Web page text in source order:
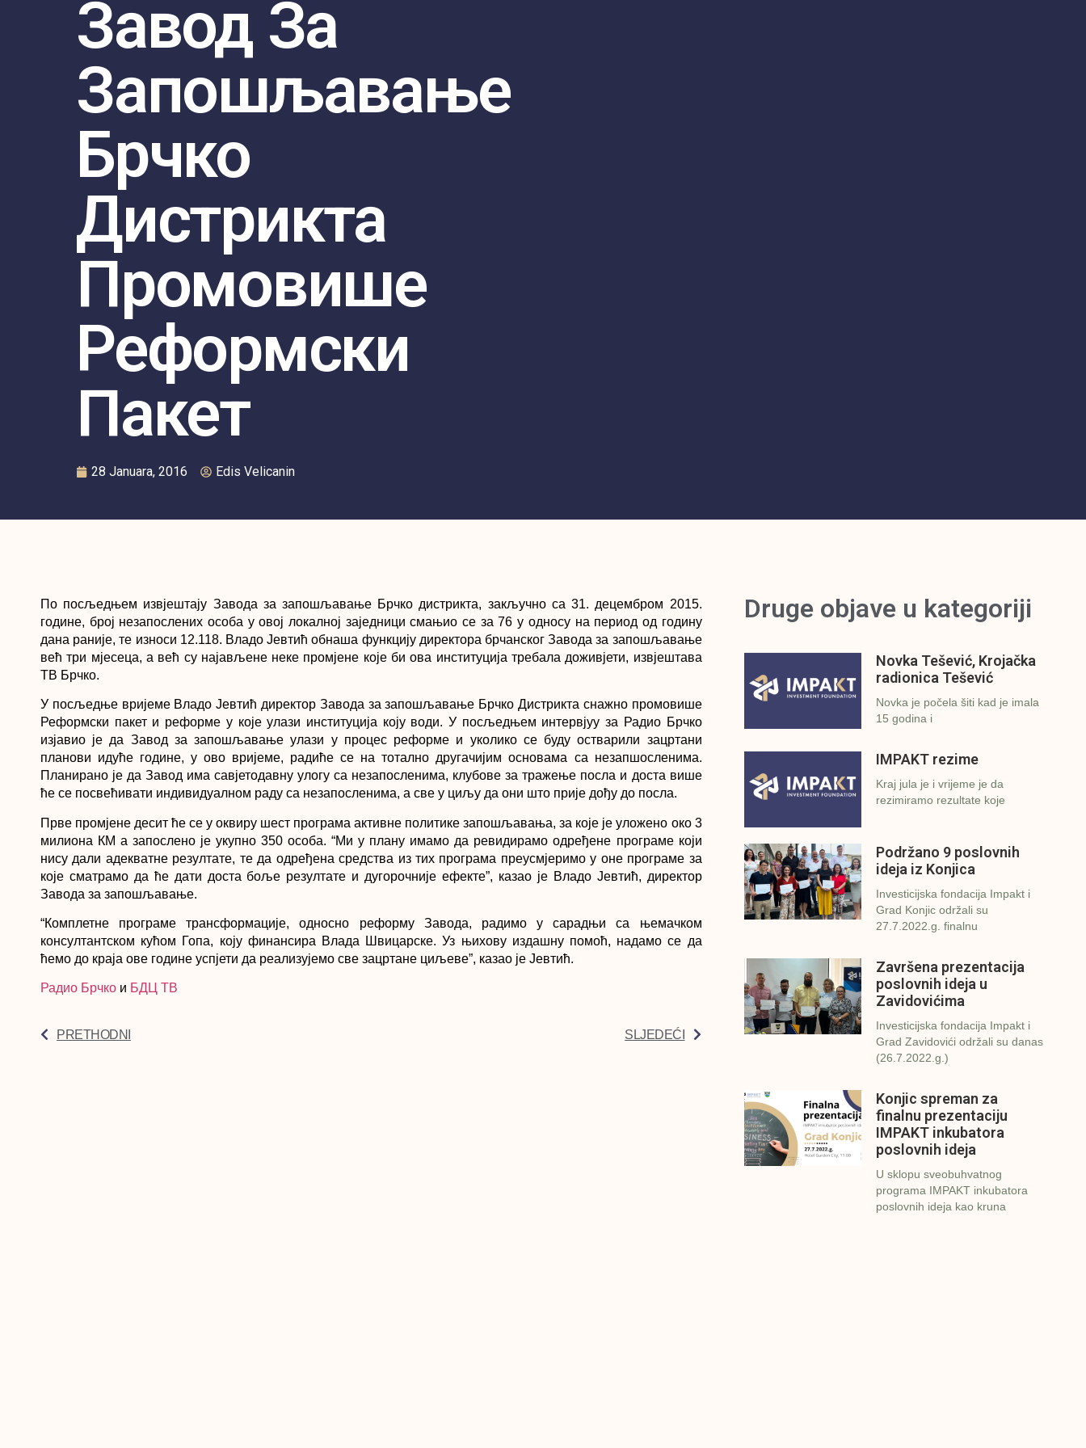
Завод За
Запошљавање
Брчко
Дистрикта
Промовише
Реформски
Пакет
28 Januara, 2016 Edis Velicanin
По посљедњем извјештају Завода за запошљавање Брчко дистрикта, закључно са 31. децембром 2015.
године, број незапослених особа у овој локалној заједници смањио се за 76 у односу на период од годину
дана раније, те износи 12.118. Владо Јевтић обнаша функцију директора брчанског Завода за запошљавање
већ три мјесеца, а већ су најављене неке промјене које би ова институција требала доживјети, извјештава
ТВ Брчко.
У посљедње вријеме Владо Јевтић директор Завода за запошљавање Брчко Дистрикта снажно промовише
Реформски пакет и реформе у које улази институција коју води. У посљедњем интервјуу за Радио Брчко
изјавио је да Завод за запошљавање улази у процес реформе и уколико се буду остварили зацртани
планови идуће године, у ово вријеме, радиће се на тотално другачијим основама са незапшосленима.
Планирано је да Завод има савјетодавну улогу са незапосленима, клубове за тражење посла и доста више
ће се посвећивати индивидуалном раду са незапосленима, а све у циљу да они што прије дођу до посла.
Прве промјене десит ће се у оквиру шест програма активне политике запошљавања, за које је уложено око 3
милиона КМ а запослено је укупно 350 особа. “Ми у плану имамо да ревидирамо одређене програме који
нису дали адекватне резултате, те да одређена средства из тих програма преусмјеримо у оне програме за
које сматрамо да ће дати доста боље резултате и дугорочније ефекте”, казао је Владо Јевтић, директор
Завода за запошљавање.
“Комплетне програме трансформације, односно реформу Завода, радимо у сарадњи са њемачком
консултантском кућом Гопа, коју финансира Влада Швицарске. Уз њихову издашну помоћ, надамо се да
ћемо до краја ове године успјети да реализујемо све зацртане циљеве”, казао је Јевтић.
Радио Брчко и БДЦ ТВ
PRETHODNI SLJEDEĆI
Druge objave u kategoriji
Novka Tešević, Krojačka
radionica Tešević
Novka je počela šiti kad je imala
15 godina i
IMPAKT rezime
Kraj jula je i vrijeme je da
rezimiramo rezultate koje
Podržano 9 poslovnih
ideja iz Konjica
Investicijska fondacija Impakt i
Grad Konjic održali su
27.7.2022.g. finalnu
Završena prezentacija
poslovnih ideja u
Zavidovićima
Investicijska fondacija Impakt i
Grad Zavidovići održali su danas
(26.7.2022.g.)
Konjic spreman za
finalnu prezentaciju
IMPAKT inkubatora
poslovnih ideja
U sklopu sveobuhvatnog
programa IMPAKT inkubatora
poslovnih ideja kao kruna